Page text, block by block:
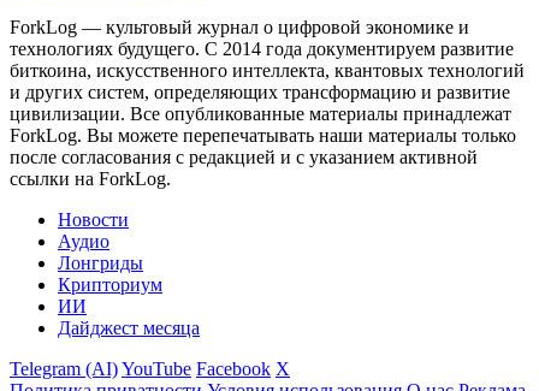
ForkLog — культовый журнал о цифровой экономике и
технологиях будущего. С 2014 года документируем развитие
биткоина, искусственного интеллекта, квантовых технологий
и других систем, определяющих трансформацию и развитие
цивилизации. Все опубликованные материалы принадлежат
ForkLog. Вы можете перепечатывать наши материалы только
после согласования с редакцией и с указанием активной
ссылки на ForkLog.
Новости
Аудио
Лонгриды
Крипториум
ИИ
Дайджест месяца
Telegram (AI)YouTube Facebook X